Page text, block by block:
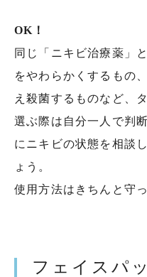
OK！
同じ「ニキビ治療薬」
をやわらかくするもの
え殺菌するものなど、
選ぶ際は自分一人で判
にニキビの状態を相談
ょう。
使用方法はきちんと守
フェイスパ